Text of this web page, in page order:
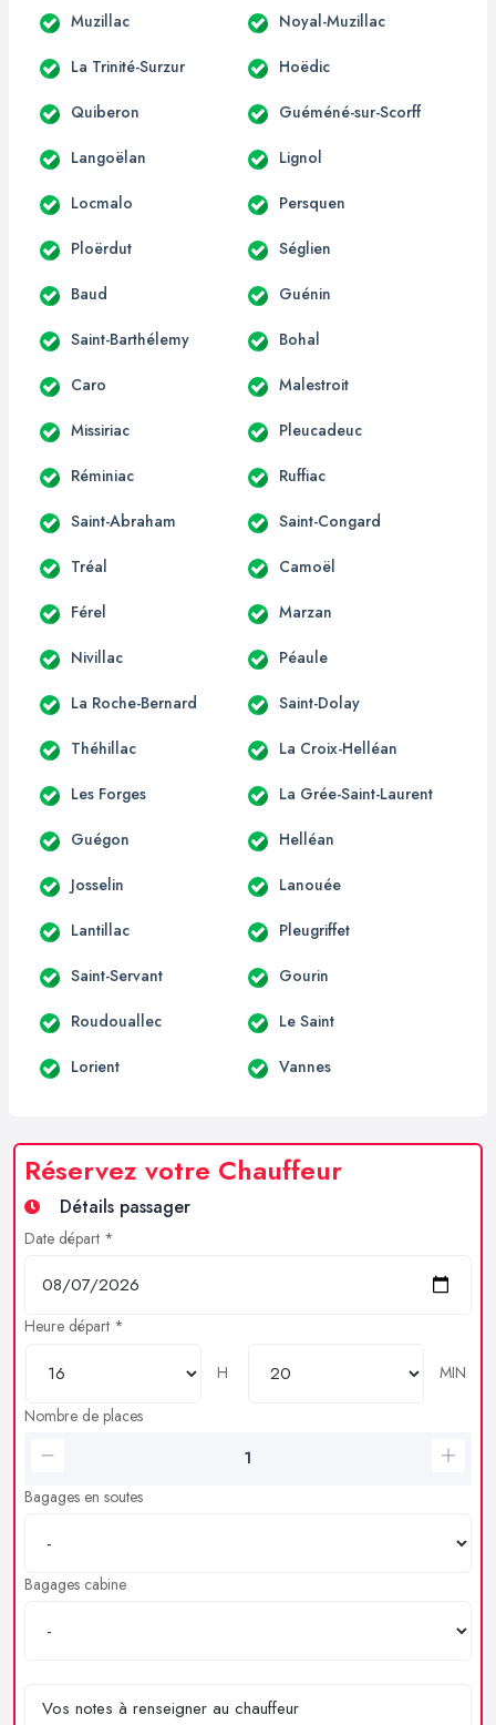
Muzillac Noyal-Muzillac
La Trinité-Surzur Hoëdic
Quiberon Guéméné-sur-Scorff
Langoëlan Lignol
Locmalo Persquen
Ploërdut Séglien
Baud Guénin
Saint-Barthélemy Bohal
Caro Malestroit
Missiriac Pleucadeuc
Réminiac Ruffiac
Saint-Abraham Saint-Congard
Tréal Camoël
Férel Marzan
Nivillac Péaule
La Roche-Bernard Saint-Dolay
Théhillac La Croix-Helléan
Les Forges La Grée-Saint-Laurent
Guégon Helléan
Josselin Lanouée
Lantillac Pleugriffet
Saint-Servant Gourin
Roudouallec Le Saint
Lorient Vannes
Réservez votre Chauffeur
Détails passager
Date départ *
Heure départ *
H
MIN
Nombre de places
Bagages en soutes
Bagages cabine